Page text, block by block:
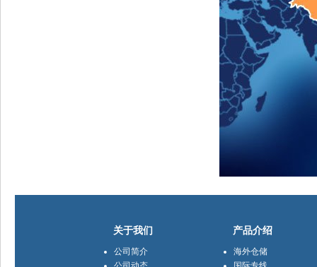
关于我们
公司简介
产品介绍
海外仓储